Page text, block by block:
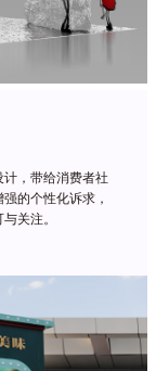
，带给消费者社
的个性化诉求，
关注。